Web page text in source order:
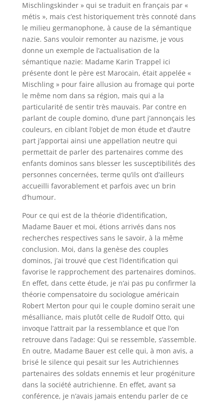
Mischlingskinder » qui se traduit en français par «
métis », mais c’est historiquement très connoté dans
le milieu germanophone, à cause de la sémantique
nazie. Sans vouloir remonter au nazisme, je vous
donne un exemple de l’actualisation de la
sémantique nazie: Madame Karin Trappel ici
présente dont le père est Marocain, était appelée «
Mischling » pour faire allusion au fromage qui porte
le même nom dans sa région, mais qui a la
particularité de sentir très mauvais. Par contre en
parlant de couple domino, d’une part j’annonçais les
couleurs, en ciblant l’objet de mon étude et d’autre
part j’apportai ainsi une appellation neutre qui
permettait de parler des partenaires comme des
enfants dominos sans blesser les susceptibilités des
personnes concernées, terme qu’ils ont d’ailleurs
accueilli favorablement et parfois avec un brin
d’humour.
Pour ce qui est de la théorie d’identification,
Madame Bauer et moi, étions arrivés dans nos
recherches respectives sans le savoir, à la même
conclusion. Moi, dans la genèse des couples
dominos, j’ai trouvé que c’est l’identification qui
favorise le rapprochement des partenaires dominos.
En effet, dans cette étude, je n’ai pas pu confirmer la
théorie compensatoire du sociologue américain
Robert Merton pour qui le couple domino serait une
mésalliance, mais plutôt celle de Rudolf Otto, qui
invoque l’attrait par la ressemblance et que l’on
retrouve dans l’adage: Qui se ressemble, s’assemble.
En outre, Madame Bauer est celle qui, à mon avis, a
brisé le silence qui pesait sur les Autrichiennes
partenaires des soldats ennemis et leur progéniture
dans la société autrichienne. En effet, avant sa
conférence, je n’avais jamais entendu parler de ce